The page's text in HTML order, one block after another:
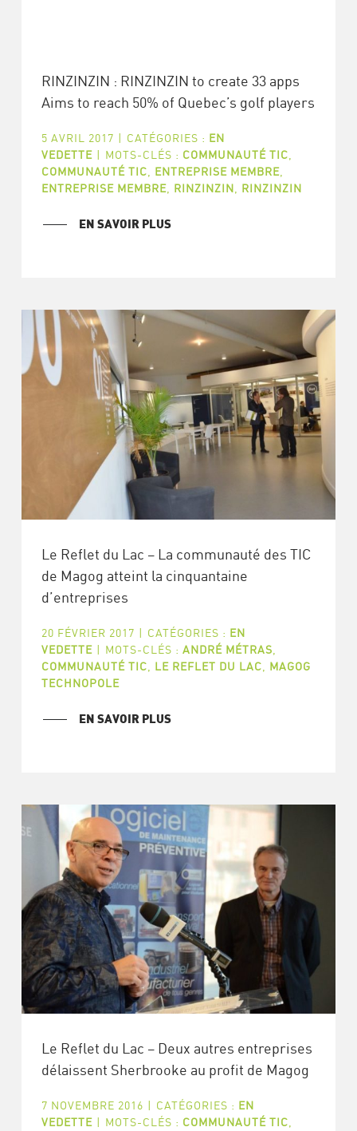
RINZINZIN : RINZINZIN to create 33 apps
Aims to reach 50% of Quebec’s golf players
5 AVRIL 2017 | CATÉGORIES : EN
VEDETTE | MOTS-CLÉS : COMMUNAUTÉ TIC
COMMUNAUTÉ TIC
ENTREPRISE MEMBRE,
ENTREPRISE MEMBRE, RINZINZIN RINZINZIN
EN SAVOIR PLUS
Le Reflet du Lac – La communauté des TIC
de Magog atteint la cinquantaine
d’entreprises
20 FÉVRIER 2017 | CATÉGORIES : EN
VEDETTE | MOTS-CLÉS : ANDRÉ MÉTRAS
COMMUNAUTÉ TIC
LE REFLET DU LAC
MAGOG
TECHNOPOLE
EN SAVOIR PLUS
Le Reflet du Lac – Deux autres entreprises
délaissent Sherbrooke au profit de Magog
7 NOVEMBRE 2016 | CATÉGORIES : EN
VEDETTE | MOTS-CLÉS : COMMUNAUTÉ TIC